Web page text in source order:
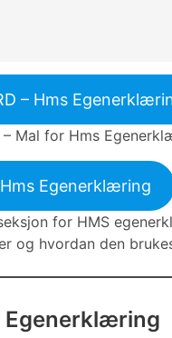
– Hms
– Mal for Hms
Hms Egenerklæring
for HMS
og hvordan den
Egenerklæring